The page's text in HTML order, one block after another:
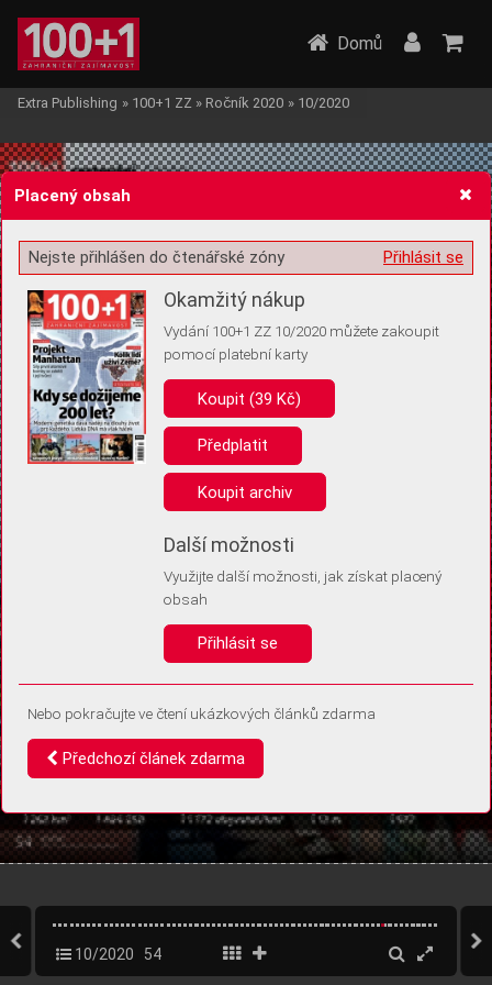
Žádost o souhlas s ukládáním volitelných informací
Pro základní fungování webu nepotřebujeme ukládat žádné informace
(tzv. cookies apod.). Rádi bychom vás ale požádali o souhlas s
uložením volitelných informací:
Anonymní unikátní ID
Díky němu příště poznáme, že se jedná o stejné zařízení, a
Identifikátor je zcela anonymní.
Vaše souhlasy a odmítnutí si ukládáme do vašeho zařízení, abychom se
vás už příště znovu neptali. Můžete je kdykoli později upravit ve Správě
Domů
Extra Publishing » 100+1 ZZ » Ročník 2020 » 10/2020
10/2020 54
Placený obsah
Přihlásit se
Nejste přihlášen do čtenářské zóny
Okamžitý nákup
Vydání 100+1 ZZ 10/2020 můžete zakoupit
pomocí platební karty
Koupit (39 Kč)
Předplatit
Koupit archiv
Další možnosti
Využijte další možnosti, jak získat placený
obsah
Přihlásit se
Nebo pokračujte ve čtení ukázkových článků zdarma
Předchozí článek zdarma